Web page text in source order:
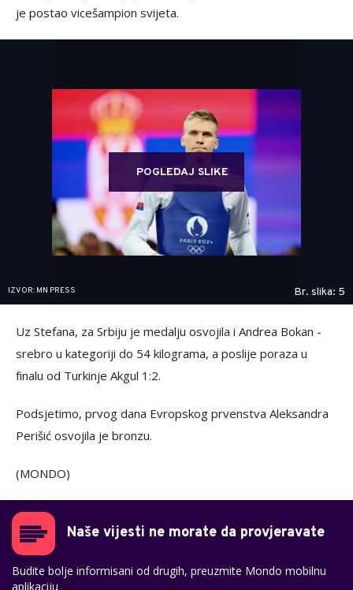
je postao vicešampion svijeta.
POGLEDAJ SLIKE
IZVOR: MN PRESS Br. slika: 5
Uz Stefana, za Srbiju je medalju osvojila i Andrea Bokan -
srebro u kategoriji do 54 kilograma, a poslije poraza u
finalu od Turkinje Akgul 1:2.
Podsjetimo, prvog dana Evropskog prvenstva Aleksandra
Perišić osvojila je bronzu.
(MONDO)
Naše vijesti ne morate da provjeravate
Budite bolje informisani od drugih, preuzmite Mondo mobilnu
aplikaciju